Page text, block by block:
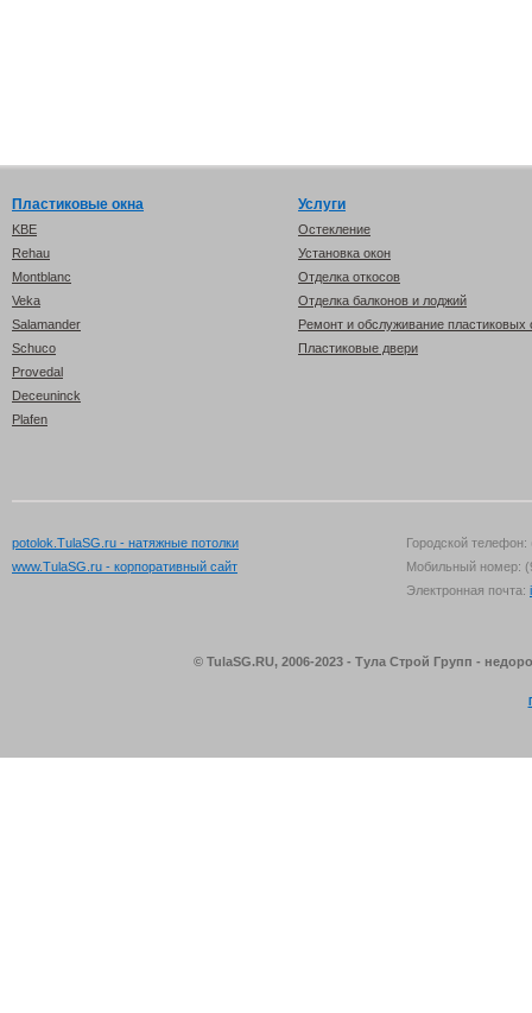
Пластиковые окна
KBE
Rehau
Montblanc
Veka
Salamander
Schuco
Provedal
Deceuninck
Plafen
Услуги
Остекление
Установка окон
Отделка откосов
Отделка балконов и лоджий
Ремонт и обслуживание пластиковых
Пластиковые двери
potolok.TulaSG.ru - натяжные потолки
www.TulaSG.ru - корпоративный сайт
Городской
Мобильный номер:
Электронная почта:
© TulaSG.RU, 2006-2023 - Тула Строй Групп -